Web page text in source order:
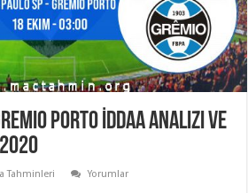
Porto İddaa Analizi ve
Tahminleri
Yorumlar